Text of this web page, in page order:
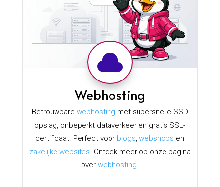

Webhosting
Betrouwbare webhosting met supersnelle SSD
opslag, onbeperkt dataverkeer en gratis SSL-
certificaat. Perfect voor blogs,webshops en
zakelijke websites. Ontdek meer op onze pagina
overwebhosting.